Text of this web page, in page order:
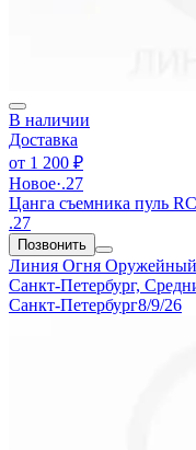
В наличии
Доставка
от 1 200 ₽
Новое·.27
Цанга съемника пуль
.27
Позвонить
Линия Огня Оружейный
Санкт-Петербург,
Санкт-Петербург8/9/26